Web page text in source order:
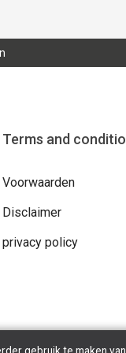
Terms and
Voorwaarden
Disclaimer
privacy policy